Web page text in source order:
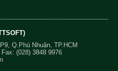
Q.Phú Nhuận, TP.HCM
Fax: (028) 3848 9976